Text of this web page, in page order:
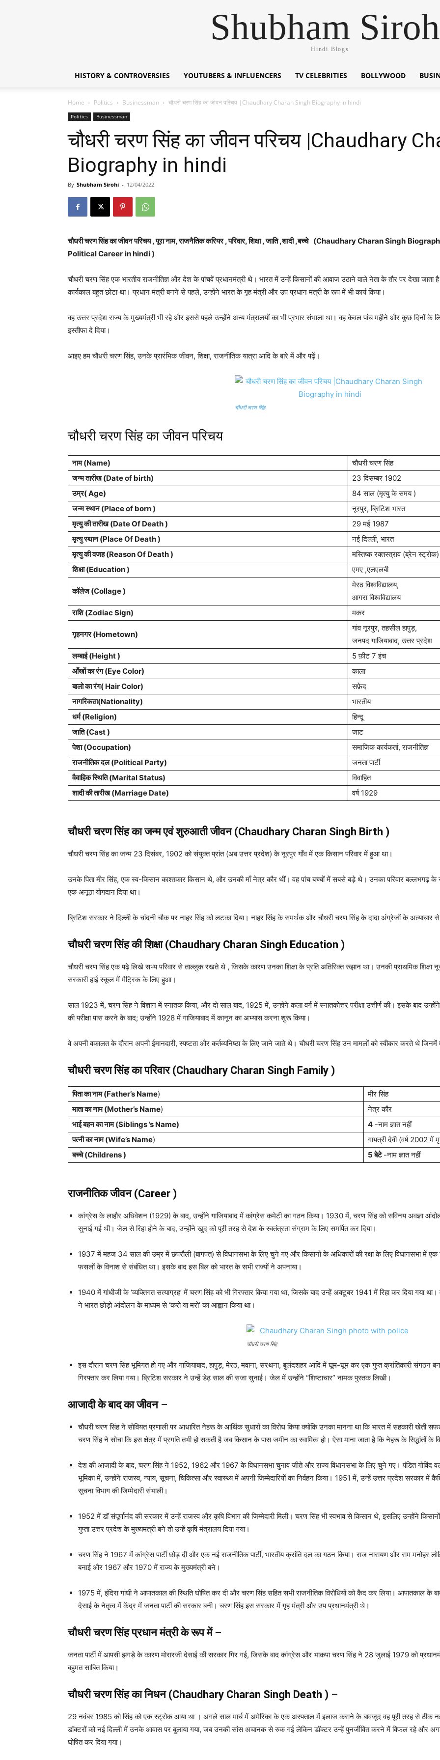
Shubham
Hindi Blogs
HISTORY & CONTROVERSIES YOUTUBERS & INFLUENCERS TV CELEBRITIES BOLLYWOOD
Home Politics Businessman चौधरी चरण सिंह का जीवन परिचय |Chaudhary Charan Singh Biography in hindi
Politics Businessman
चौधरी चरण सिंह का जीवन परिचय |Chaudhary
Biography in hindi
By Shubham Sirohi - 12/04/2022
चौधरी चरण सिंह का जीवन परिचय , पूरा नाम, राजनैतिक करियर , परिवार, शिक्षा , जाति ,शादी ,बच्चे (Chaudhary Charan Singh
Political Career in hindi )
चौधरी चरण सिंह एक भारतीय राजनीतिज्ञ और देश के पांचवें प्रधानमंत्री थे। भारत में उन्हें किसानों की आवाज उठाने वाले नेता के तौर पर देखा
कार्यकाल बहुत छोटा था। प्रधान मंत्री बनने से पहले, उन्होंने भारत के गृह मंत्री और उप प्रधान मंत्री के रूप में भी कार्य किया।
वह उत्तर प्रदेश राज्य के मुख्यमंत्री भी रहे और इससे पहले उन्होंने अन्य मंत्रालयों का भी प्रभार संभाला था। वह केवल पांच महीने और कुछ दिनों
इस्तीफा दे दिया।
आइए हम चौधरी चरण सिंह, उनके प्रारंभिक जीवन, शिक्षा, राजनीतिक यात्रा आदि के बारे में और पढ़ें।
चौधरी चरण सिंह
चौधरी चरण सिंह का जीवन परिचय
नाम (Name)
चौधरी चरण सिंह
जन्म तारीख (Date of birth)
23 दिसम्बर 1902
उम्र( Age)
84 साल (मृत्यु के समय )
जन्म स्थान (Place of born )
नूरपुर, ब्रिटिश भारत
मृत्यु की तारीख (Date Of Death )
29 मई 1987
मृत्यु स्थान (Place Of Death )
नई दिल्ली, भारत
मृत्यु की वजह (Reason Of Death )
मस्तिष्क रक्तस्त्राव (ब्रेन स्ट्रोक)
शिक्षा (Education )
एमए ,एलएलबी
कॉलेज (Collage )
मेरठ विश्वविद्यालय,
आगरा विश्वविद्यालय
राशि (Zodiac Sign)
मकर
गृहनगर (Hometown)
गांव नूरपुर, तहसील हापुड़,
जनपद गाजियाबाद, उत्तर प्रदेश
लम्बाई (Height )
5 फ़ीट 7 इंच
आँखों का रंग (Eye Color)
काला
बालो का रंग( Hair Color)
सफ़ेद
नागरिकता(Nationality)
भारतीय
धर्म (Religion)
हिन्दू
जाति (Cast )
जाट
पेशा (Occupation)
समाजिक कार्यकर्ता, राजनीतिज्ञ
राजनीतिक दल (Political Party)
जनता पार्टी
वैवाहिक स्थिति (Marital Status)
विवाहित
शादी की तारीख (Marriage Date)
वर्ष 1929
चौधरी चरण सिंह का जन्म एवं शुरुआती जीवन (Chaudhary Charan Singh Birth )
चौधरी चरण सिंह का जन्म 23 दिसंबर, 1902 को संयुक्त प्रांत (अब उत्तर प्रदेश) के नूरपुर गाँव में एक किसान परिवार में हुआ था।
उनके पिता मीर सिंह, एक स्व-किसान काश्तकार किसान थे, और उनकी माँ नेत्र कौर थीं। वह पांच बच्चों में सबसे बड़े थे। उनका परिवार बल्लभगढ़ के
एक अनूठा योगदान दिया था।
ब्रिटिश सरकार ने दिल्ली के चांदनी चौक पर नाहर सिंह को लटका दिया। नाहर सिंह के समर्थक और चौधरी चरण सिंह के दादा अंग्रेजों के
चौधरी चरण सिंह की शिक्षा(Chaudhary Charan Singh Education )
चौधरी चरण सिंह एक पढ़े लिखे सभ्य परिवार से ताल्लुक रखते थे , जिसके कारण उनका शिक्षा के प्रति अतिरिक्त रुझान था। उनकी प्राथमिक
सरकारी हाई स्कूल में मैट्रिक के लिए हुआ।
साल 1923 में, चरण सिंह ने विज्ञान में स्नातक किया, और दो साल बाद, 1925 में, उन्होंने कला वर्ग में स्नातकोत्तर परीक्षा उत्तीर्ण की। इसके बाद
की परीक्षा पास करने के बाद; उन्होंने 1928 में गाजियाबाद में कानून का अभ्यास करना शुरू किया।
वे अपनी वकालत के दौरान अपनी ईमानदारी, स्पष्टता और कर्तव्यनिष्ठा के लिए जाने जाते थे। चौधरी चरण सिंह उन मामलों को स्वीकार करते थे जिनमें
चौधरी चरण सिंह का परिवार (Chaudhary Charan Singh Family )
पिता का नाम (Father’s Name)
मीर सिंह
माता का नाम (Mother’s Name)
नेत्र कौर
भाई बहन का नाम (Siblings ’s Name)
4 -नाम ज्ञात नहीं
पत्नी का नाम (Wife’s Name)
गायत्री देवी (वर्ष 2002 में
बच्चे (Childrens )
5 बेटे-नाम ज्ञात नहीं
राजनीतिक जीवन (Career )
कांग्रेस के लाहौर अधिवेशन (1929) के बाद, उन्होंने गाजियाबाद में कांग्रेस कमेटी का गठन किया। 1930 में, चरण सिंह को सविनय अवज्ञा
सुनाई गई थी। जेल से रिहा होने के बाद, उन्होंने खुद को पूरी तरह से देश के स्वतंत्रता संग्राम के लिए समर्पित कर दिया।
1937 में महज 34 साल की उम्र में छपरौली (बागपत) से विधानसभा के लिए चुने गए और किसानों के अधिकारों की रक्षा के लिए विधानसभा में एक
फसलों के विनाश से संबंधित था। इसके बाद इस बिल को भारत के सभी राज्यों ने अपनाया।
1940 में गांधीजी के ‘व्यक्तिगत सत्याग्रह’ में चरण सिंह को भी गिरफ्तार किया गया था, जिसके बाद उन्हें अक्टूबर 1941 में रिहा कर दिया गया
ने भारत छोड़ो आंदोलन के माध्यम से ‘करो या मरो’ का आह्वान किया था।
चौधरी चरण सिंह
इस दौरान चरण सिंह भूमिगत हो गए और गाजियाबाद, हापुड़, मेरठ, मवाना, सरथना, बुलंदशहर आदि में घूम-घूम कर एक गुप्त क्रांतिकारी संगठन
गिरफ्तार कर लिया गया। ब्रिटिश सरकार ने उन्हें डेढ़ साल की सजा सुनाई। जेल में उन्होंने “शिष्टाचार” नामक पुस्तक लिखी।
आजादी के बाद का जीवन –
चौधरी चरण सिंह ने सोवियत प्रणाली पर आधारित नेहरू के आर्थिक सुधारों का विरोध किया क्योंकि उनका मानना ​​था कि भारत में सहकारी खेती
चरण सिंह ने सोचा कि इस क्षेत्र में प्रगति तभी हो सकती है जब किसान के पास जमीन का स्वामित्व हो। ऐसा माना जाता है कि नेहरू के सिद्धांतों के
देश की आजादी के बाद, चरण सिंह ने 1952, 1962 और 1967 के विधानसभा चुनाव जीते और राज्य विधानसभा के लिए चुने गए। पंडित गोविंद
भूमिका में, उन्होंने राजस्व, न्याय, सूचना, चिकित्सा और स्वास्थ्य में अपनी जिम्मेदारियों का निर्वहन किया। 1951 में, उन्हें उत्तर प्रदेश सरकार में
सूचना विभाग की जिम्मेदारी संभाली।
1952 में डॉ संपूर्णानंद की सरकार में उन्हें राजस्व और कृषि विभाग की जिम्मेदारी मिली। चरण सिंह भी स्वभाव से किसान थे, इसलिए उन्होंने
गुप्ता उत्तर प्रदेश के मुख्यमंत्री बने तो उन्हें कृषि मंत्रालय दिया गया।
चरण सिंह ने 1967 में कांग्रेस पार्टी छोड़ दी और एक नई राजनीतिक पार्टी, भारतीय क्रांति दल का गठन किया। राज नारायण और राम मनोहर
बनाई और 1967 और 1970 में राज्य के मुख्यमंत्री बने।
1975 में, इंदिरा गांधी ने आपातकाल की स्थिति घोषित कर दी और चरण सिंह सहित सभी राजनीतिक विरोधियों को कैद कर लिया। आपातकाल के
देसाई के नेतृत्व में केंद्र में जनता पार्टी की सरकार बनी। चरण सिंह इस सरकार में गृह मंत्री और उप प्रधानमंत्री थे।
चौधरी चरण सिंह प्रधान मंत्री के रूप में –
जनता पार्टी में आपसी झगड़े के कारण मोरारजी देसाई की सरकार गिर गई, जिसके बाद कांग्रेस और भाकपा चरण सिंह ने 28 जुलाई 1979 को
बहुमत साबित किया।
चौधरी चरण सिंह का निधन (Chaudhary Charan Singh Death ) –
29 नवंबर 1985 को सिंह को एक स्ट्रोक आया था । अगले साल मार्च में अमेरिका के एक अस्पताल में इलाज कराने के बावजूद वह पूरी तरह से
डॉक्टरों को नई दिल्ली में उनके आवास पर बुलाया गया, जब उनकी सांस अचानक से रुक गई लेकिन डॉक्टर उन्हें पुनर्जीवित करने में विफल रहे और
घोषित कर दिया गया।